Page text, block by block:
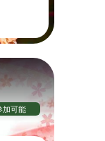
加可能